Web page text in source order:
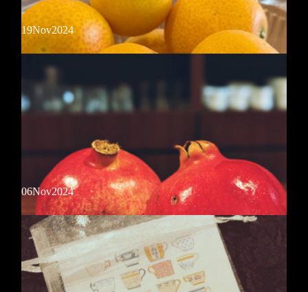
貸切営業
12/1 (日)のBar Timeは貸切営業となります。(Cafe Timeは通常営業)一
般営業は行いませんのでご了承下さいませ。
冬のフルーツ
【宮崎産金柑】入荷しました！冬の定番として人気の金柑。ジントニッ
クやモスコミュール、ホットカクテルでも美味しくいただけます！
19Nov2024
06Nov2024